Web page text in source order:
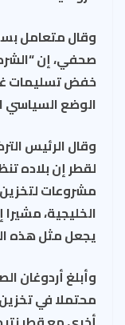
وقال متعامل
صحفي، إن
خفض تسليمات
الوضع السياسي
وقال الرئيس
لقطر إن بلاده
مشروعات
الخليجية،
يجعل مثل هذه
وأبلغ أردوغان
محتملا في